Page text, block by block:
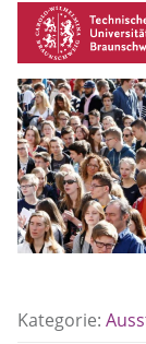
Kategorie: